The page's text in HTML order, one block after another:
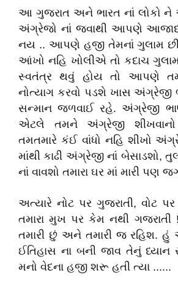
આ ગુજરાત અને ભારત નાં લોકો
અંગ્રેજો નાં જવાથી આપણે
નય .. આપણે હજી તેમનાં ગુલામ
આંખો નહિ ખોલીએ તો કદાચ
સ્વતંત્ર થવું હોય તો આપણે
નોત્યાગ કરવો પડશે ખાસ અંગ્રેજી
સન્માન જળવાઈ રહે. અંગ્રેજી
એટલે તમને અંગ્રેજી
તમતમારે કંઈ વાંધો નહિ શીખો
માંથી કાઢી અંગ્રેજી નાં બેસાડશો,
નાં વાવશો તમારા ઘર માં મારી પણ
અત્યારે નોટ પર ગુજરાતી, વોટ
તમારા મુખ પર કેમ નથી ગજરાતી
તમારી છું અને તમારી જ રહિશ.
ઈતિહાસ ના બની જાવ તેનું ધ્યાન
મનો વેદના હજી શરૂ હતી ત્યા ......